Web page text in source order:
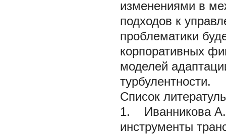
изменениями в
подходов к
проблематики
корпоративных
моделей
турбулентности.
Список
1. Иванникова
инструменты